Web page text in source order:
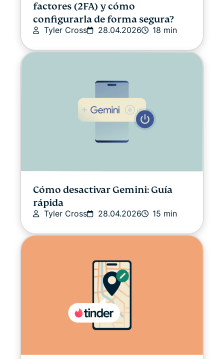
factores (2FA) y cómo
configurarla de forma segura?
Tyler Cross 28.04.2026 18 min
Cómo desactivar Gemini: Guía
rápida
Tyler Cross 28.04.2026 15 min